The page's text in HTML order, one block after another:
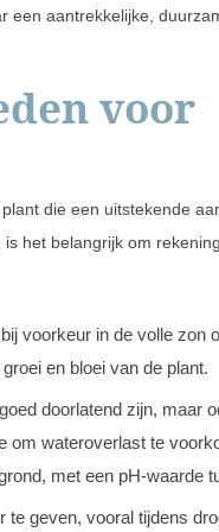
een aantrekkelijke,
voor
die een uitstekende
het belangrijk om
voorkeur in de volle zon
en bloei van de plant.
doorlatend zijn, maar
om wateroverlast te
met een pH-waarde
geven, vooral tijdens